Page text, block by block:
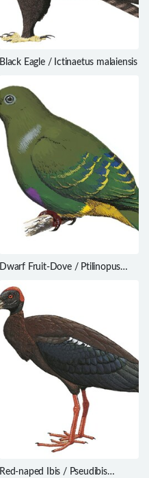
Black Eagle / Ictinaetus malaiensis
Dwarf Fruit-Dove / Ptilinopus
Red-naped Ibis / Pseudibis